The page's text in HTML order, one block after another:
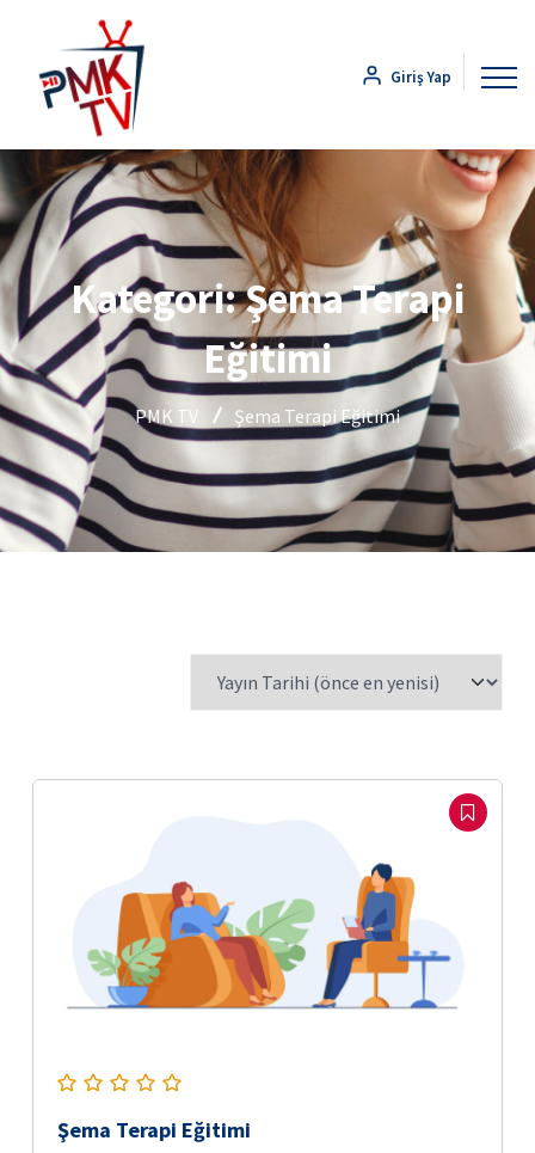
Giriş Yap
Kategori:Şema Terapi
Eğitimi
PMK TV Şema Terapi Eğitimi
Şema Terapi Eğitimi